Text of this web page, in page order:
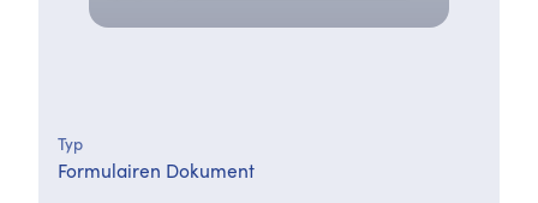
Typ
Formulairen Dokument